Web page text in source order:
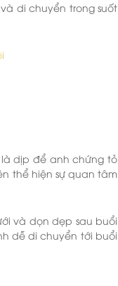
và di chuyển trong suốt
dịp để anh chứng tỏ
thể hiện sự quan tâm
và dọn dẹp sau buổi
dễ di chuyển tới buổi